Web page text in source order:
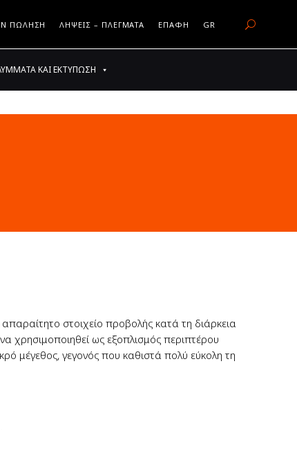
ΠΏΛΗΣΗ ΛΉΨΕΙΣ – ΠΛΈΓΜΑΤΑ ΕΠΑΦΉ GR
ΚΑΙ ΕΚΤΎΠΩΣΗ
απαραίτητο στοιχείο προβολής κατά τη διάρκεια
χρησιμοποιηθεί ως εξοπλισμός περιπτέρου
μέγεθος, γεγονός που καθιστά πολύ εύκολη τη